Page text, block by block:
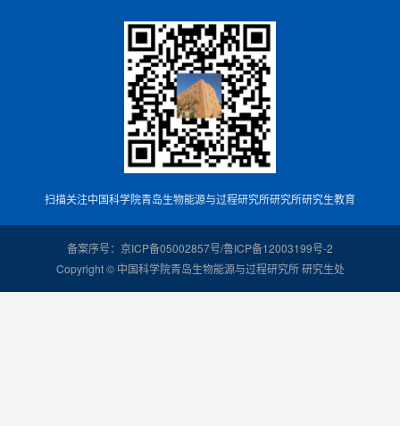
扫描关注中国科学院青岛生物能源与过程研究所研究所研究生教育
备案序号：京ICP备05002857号/鲁ICP备12003199号-2
Copyright © 中国科学院青岛生物能源与过程研究所 研究生处